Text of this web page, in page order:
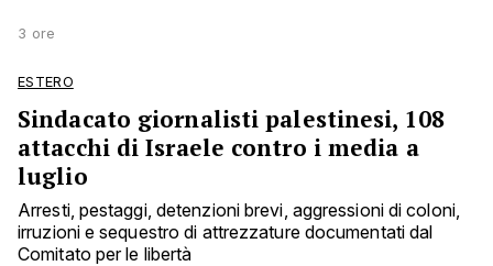
3 ore
ESTERO
Sindacato giornalisti palestinesi, 108
attacchi di Israele contro i media a
luglio
Arresti, pestaggi, detenzioni brevi, aggressioni di coloni,
irruzioni e sequestro di attrezzature documentati dal
Comitato per le libertà